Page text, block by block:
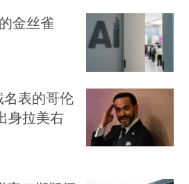
金丝雀
名表的哥伦
身拉美右